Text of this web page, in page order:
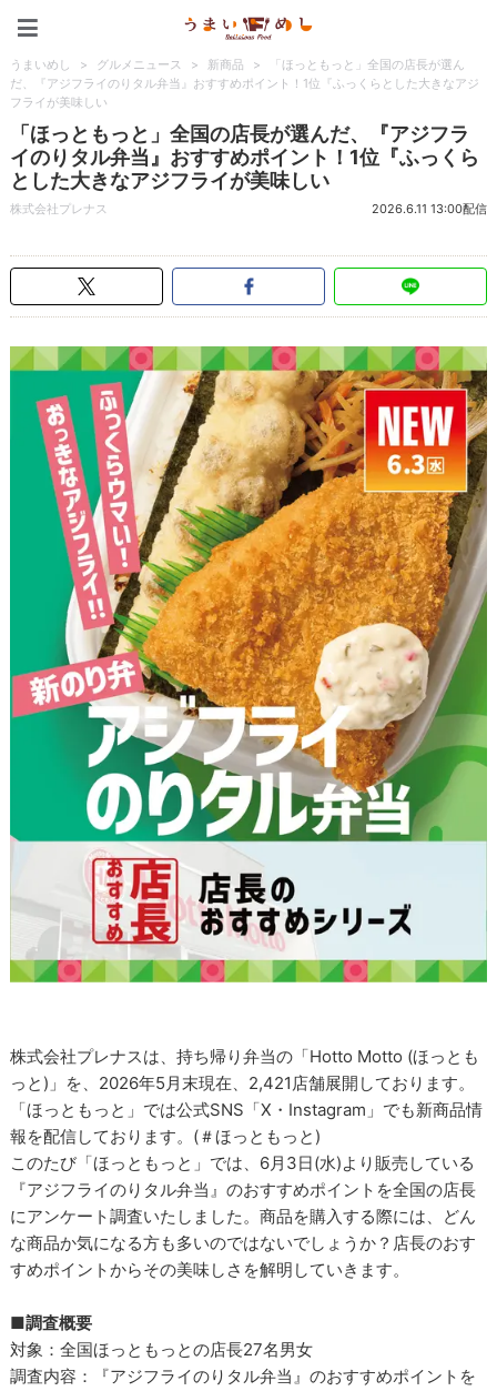
うまいめし > グルメニュース > 新商品 >
「ほっともっと」全国の店長が選ん
だ、『アジフライのりタル弁当』おすすめポイント！1位『ふっくらとした大きなアジ
フライが美味しい
「ほっともっと」全国の店長が選んだ、『アジフラ
イのりタル弁当』おすすめポイント！1位『ふっくら
とした大きなアジフライが美味しい
株式会社プレナス 2026.6.11 13:00配信
株式会社プレナスは、持ち帰り弁当の「Hotto Motto (ほっとも
っと)」を、2026年5月末現在、2,421店舗展開しております。
「ほっともっと」では公式SNS「X・Instagram」でも新商品情
報を配信しております。(＃ほっともっと)
このたび「ほっともっと」では、6月3日(水)より販売している
『アジフライのりタル弁当』のおすすめポイントを全国の店長
にアンケート調査いたしました。商品を購入する際には、どん
な商品か気になる方も多いのではないでしょうか？店長のおす
すめポイントからその美味しさを解明していきます。
■調査概要
対象：全国ほっともっとの店長27名男女
調査内容：『アジフライのりタル弁当』のおすすめポイントを